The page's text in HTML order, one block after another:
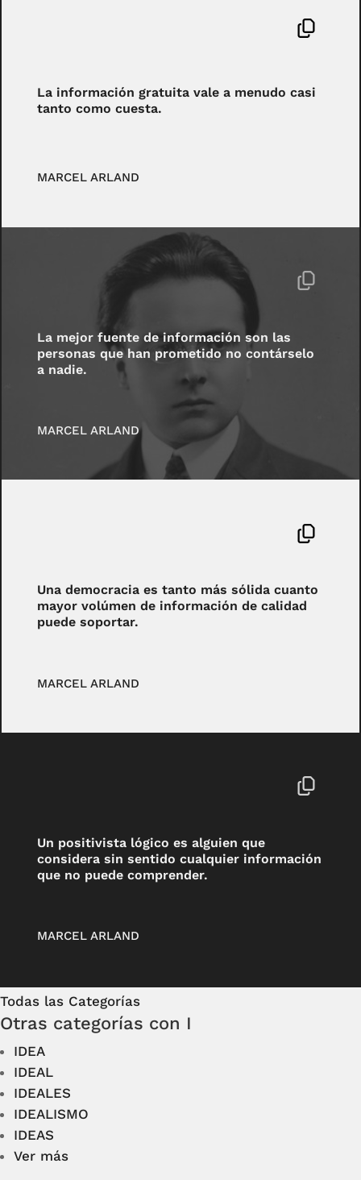
La información gratuita vale a menudo casi
tanto como cuesta.
MARCEL ARLAND
La mejor fuente de información son las
personas que han prometido no contárselo
a nadie.
MARCEL ARLAND
Una democracia es tanto más sólida cuanto
mayor volúmen de información de calidad
puede soportar.
MARCEL ARLAND
Un positivista lógico es alguien que
considera sin sentido cualquier información
que no puede comprender.
MARCEL ARLAND
Todas las Categorías
Otras categorías con I
IDEA
IDEAL
IDEALES
IDEALISMO
IDEAS
Ver más